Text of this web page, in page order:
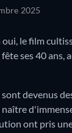
2025
oui, le film
ses 40 ans,
devenus
ont pris